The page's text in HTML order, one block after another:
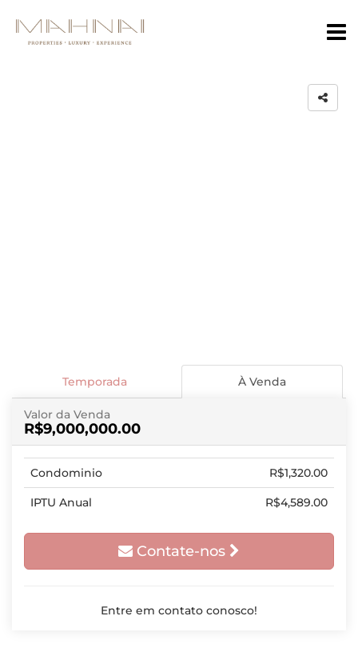
Temporada À Venda
Valor da Venda
R$9,000,000.00
Condominio R$1,320.00
IPTU Anual R$4,589.00
Contate-nos
Entre em contato conosco!